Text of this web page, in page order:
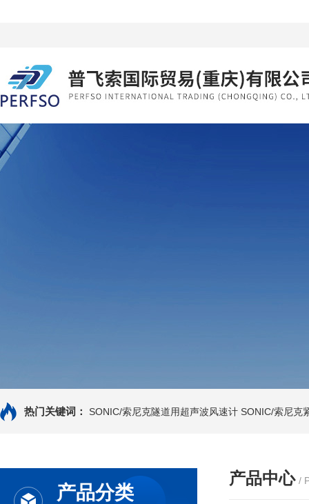
热门关键词： SONIC/索尼克隧道用超声波风速计 SONIC/索尼克
产品分类
产品中心 /